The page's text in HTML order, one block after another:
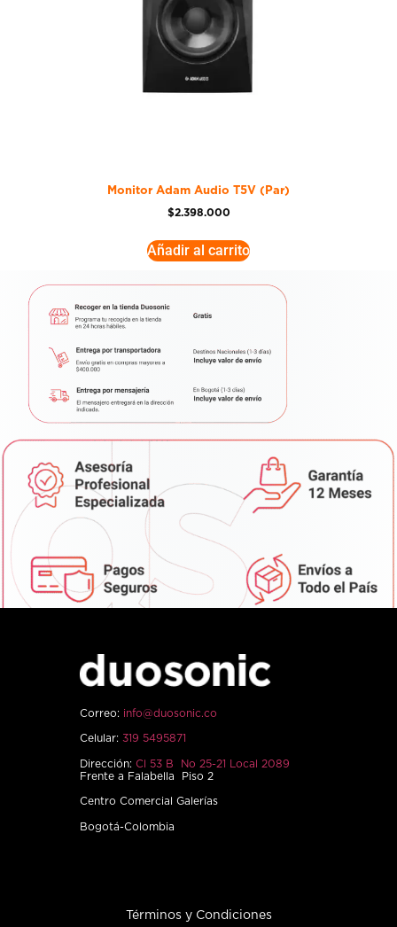
Monitor Adam Audio T5V (Par)
$2.398.000
Añadir al carrito
Correo: info@duosonic.co
Celular: 319 5495871
Dirección: Cl 53 B No 25-21 Local 2089
Frente a Falabella Piso 2
Centro Comercial Galerías
Bogotá-Colombia
Términos y Condiciones